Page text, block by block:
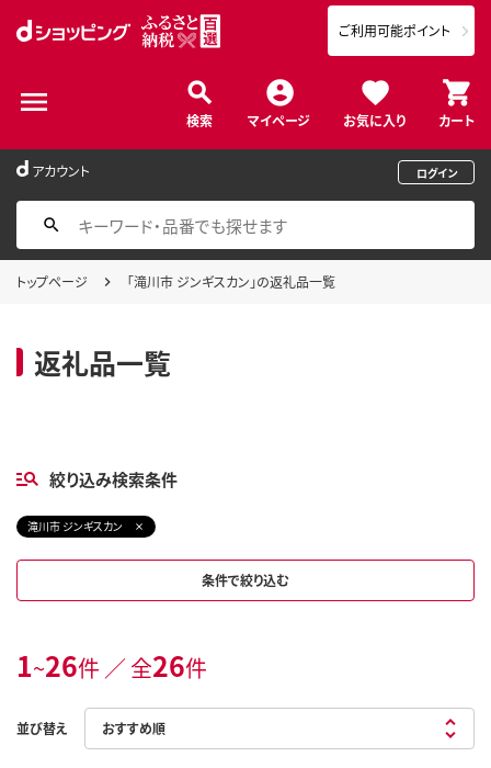
検索 マイページ お気に入り カート
ご利用可能ポイント
アカウント ログイン
トップページ 「滝川市 ジンギスカン」の返礼品一覧
返礼品一覧
絞り込み検索条件
滝川市 ジンギスカン
条件で絞り込む
1~26件 ／ 全26件
並び替え